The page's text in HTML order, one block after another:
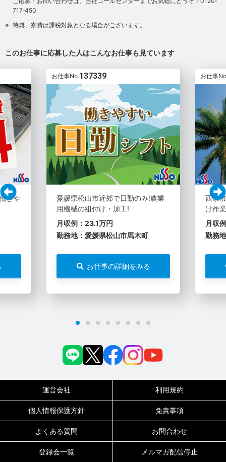
717‐450
特典、寮費は課税対象となる場合がございます。
このお仕事に応募した人はこんなお仕事も見ています
きや
お仕事No.137339
愛媛県松山市近郊で日勤のみ!農業
用機械の組付け・加工!
月収例：23.1万円
勤務地：愛媛県松山市馬木町
お仕事の詳細をみる
お仕事
西条
け作
月収
勤務
運営会社 利用規約
個人情報保護方針 免責事項
よくある質問 お問合わせ
登録会一覧 メルマガ配信停止